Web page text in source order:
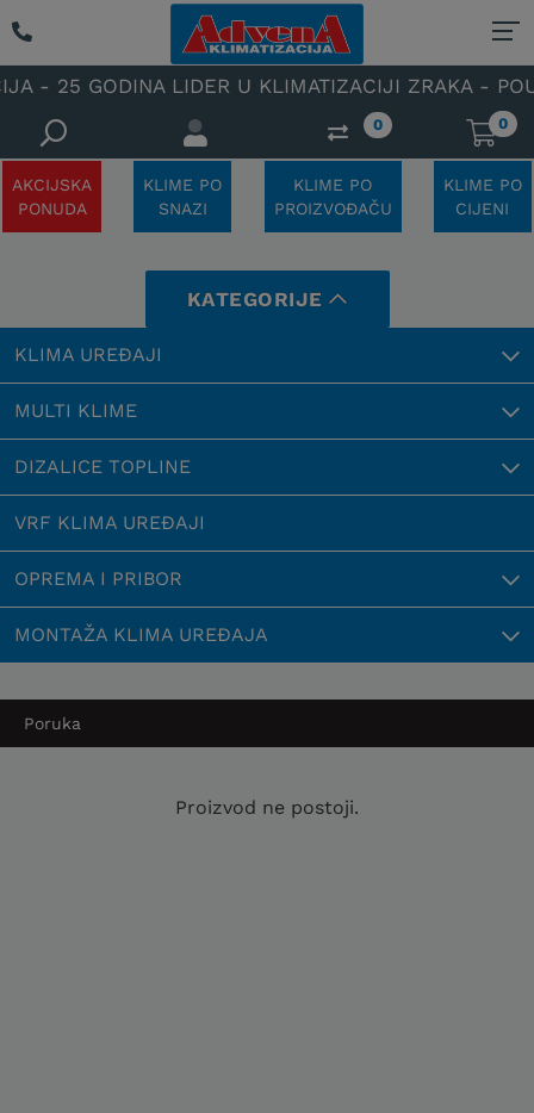
- 25 GODINA LIDER U KLIMATIZACIJI ZRAKA -
0 0
AKCIJSKA
PONUDA
KLIME PO
SNAZI
KLIME PO
PROIZVOĐAČU
KLIME PO
CIJENI
KATEGORIJE
KLIMA UREĐAJI
MULTI KLIME
DIZALICE TOPLINE
VRF KLIMA UREĐAJI
OPREMA I PRIBOR
MONTAŽA KLIMA UREĐAJA
Poruka
Proizvod ne postoji.